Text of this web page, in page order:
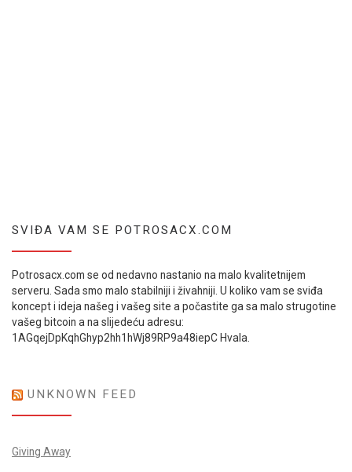
SVIĐA VAM SE POTROSACX.COM
Potrosacx.com se od nedavno nastanio na malo kvalitetnijem
serveru. Sada smo malo stabilniji i živahniji. U koliko vam se sviđa
koncept i ideja našeg i vašeg site a počastite ga sa malo strugotine
vašeg bitcoin a na slijedeću adresu:
1AGqejDpKqhGhyp2hh1hWj89RP9a48iepC Hvala.
UNKNOWN FEED
Giving Away